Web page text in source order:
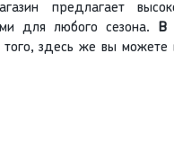
предлагает
для любого сезона. В
здесь же вы можете